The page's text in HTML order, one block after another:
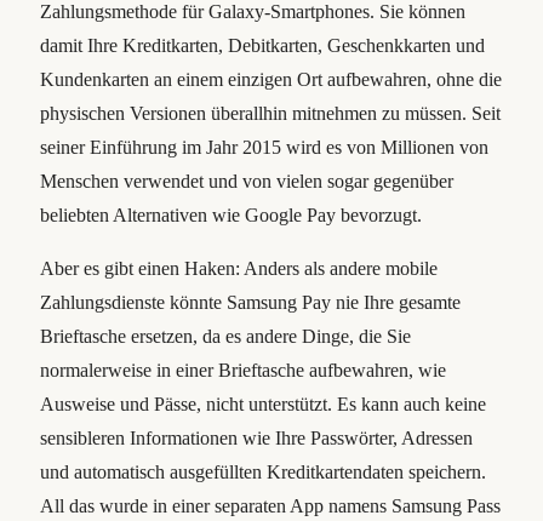
Zahlungsmethode für Galaxy-Smartphones. Sie können
damit Ihre Kreditkarten, Debitkarten, Geschenkkarten und
Kundenkarten an einem einzigen Ort aufbewahren, ohne die
physischen Versionen überallhin mitnehmen zu müssen. Seit
seiner Einführung im Jahr 2015 wird es von Millionen von
Menschen verwendet und von vielen sogar gegenüber
beliebten Alternativen wie Google Pay bevorzugt.
Aber es gibt einen Haken: Anders als andere mobile
Zahlungsdienste könnte Samsung Pay nie Ihre gesamte
Brieftasche ersetzen, da es andere Dinge, die Sie
normalerweise in einer Brieftasche aufbewahren, wie
Ausweise und Pässe, nicht unterstützt. Es kann auch keine
sensibleren Informationen wie Ihre Passwörter, Adressen
und automatisch ausgefüllten Kreditkartendaten speichern.
All das wurde in einer separaten App namens Samsung Pass